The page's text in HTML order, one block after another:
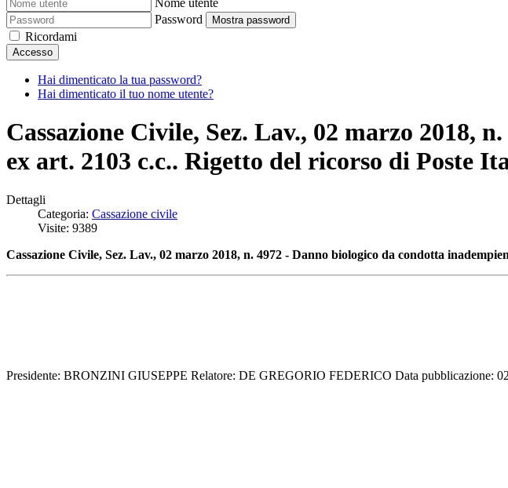
Password
Mostra password
Ricordami
Accesso
Hai dimenticato la tua password?
Hai dimenticato il tuo nome utente?
Cassazione Civile, Sez. Lav., 02 marzo 2018,
ex art. 2103 c.c.. Rigetto del ricorso di Poste
Dettagli
Categoria: Cassazione civile
Visite: 9389
Cassazione Civile, Sez. Lav., 02 marzo 2018, n. 4972 - Danno biologico da condotta
Presidente: BRONZINI GIUSEPPE Relatore: DE GREGORIO FEDERICO Data pubblicazione: